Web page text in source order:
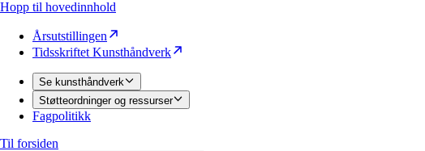
Hopp til hovedinnhold
Årsutstillingen
Tidsskriftet Kunsthåndverk
Se kunsthåndverk
Støtteordninger og ressurser
Fagpolitikk
Til forsiden